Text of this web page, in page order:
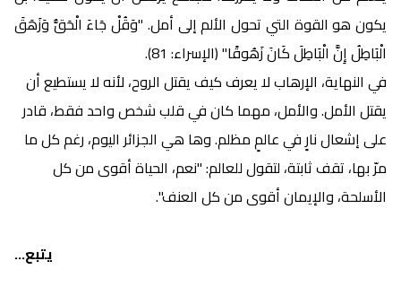
يكون هو القوة التي تحول الألم إلى أمل. "وَقُلْ جَاءَ الْحَقُّ وَزَهَقَ
الْبَاطِلُ إِنَّ الْبَاطِلَ كَانَ زَهُوقًا" (الإسراء: 81).
في النهاية، الإرهاب لا يعرف كيف يقتل الروح، لأنه لا يستطيع أن
يقتل الأمل. والأمل، مهما كان في قلب شخص واحد فقط، قادر
على إشعال نارٍ في عالمٍ مظلم. وها هي الجزائر اليوم، رغم كل ما
مرّ بها، تقف ثابتة، لتقول للعالم: "نعم، الحياة أقوى من كل
الأسلحة، والإيمان أقوى من كل العنف".
يتبع...